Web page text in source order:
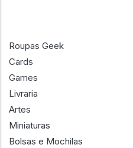
Roupas Geek
Cards
Games
Livraria
Artes
Miniaturas
Bolsas e Mochilas